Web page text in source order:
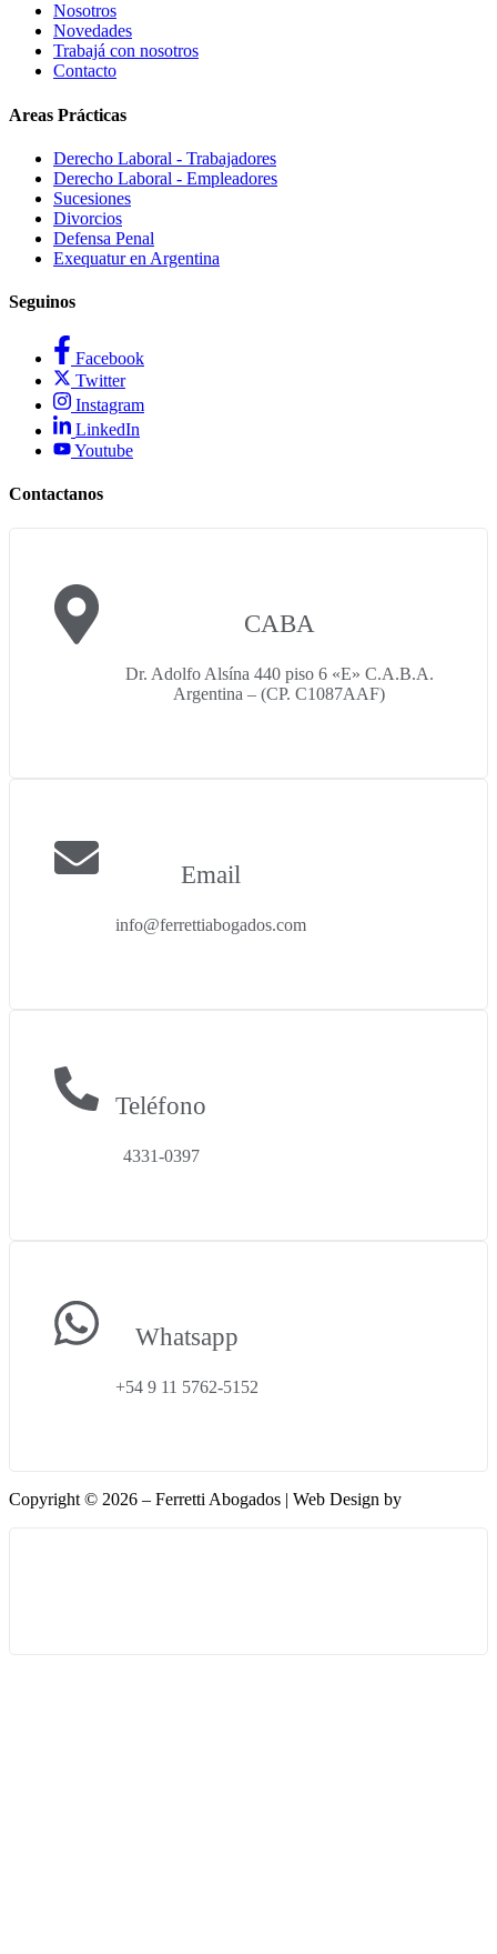
Nosotros
Novedades
Trabajá con nosotros
Contacto
Areas Prácticas
Derecho Laboral - Trabajadores
Derecho Laboral - Empleadores
Sucesiones
Divorcios
Defensa Penal
Exequatur en Argentina
Seguinos
Facebook
Twitter
Instagram
LinkedIn
Youtube
Contactanos
CABA
Dr. Adolfo Alsína 440 piso 6 «E» C.A.B.A.
Argentina – (CP. C1087AAF)
Email
info@ferrettiabogados.com
Teléfono
4331-0397
Whatsapp
+54 9 11 5762-5152
Copyright © 2026 – Ferretti Abogados | Web Design by